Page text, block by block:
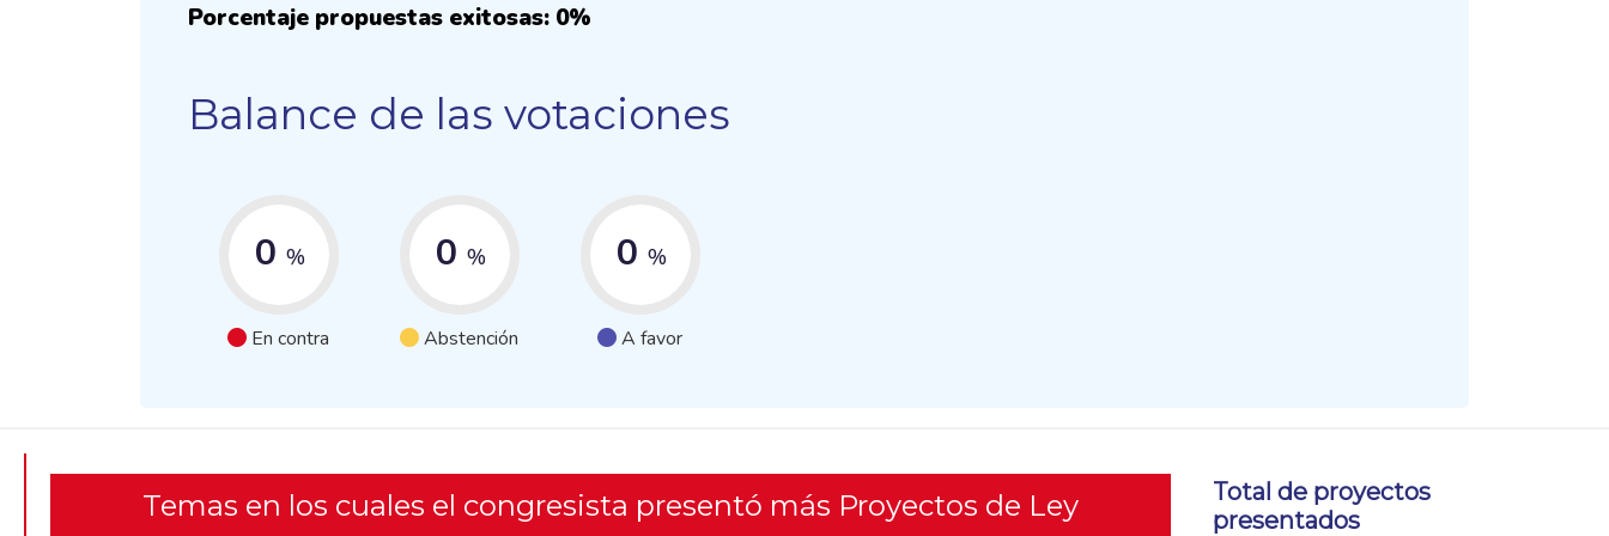
Porcentaje propuestas exitosas: 0%
Balance de las votaciones
0 %
En contra
0 %
Abstención
0 %
A favor
Temas en los cuales el congresista presentó más Proyectos de Ley
Total de proyectos
presentados